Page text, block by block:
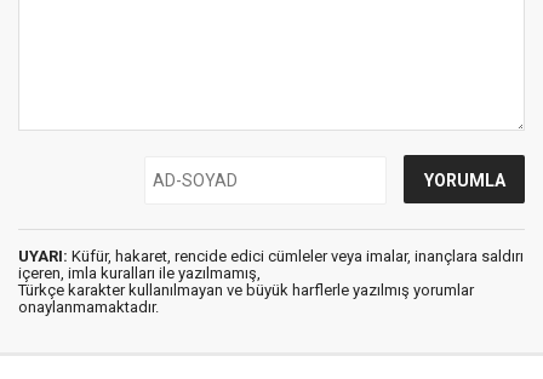
UYARI: Küfür, hakaret, rencide edici cümleler veya imalar, inançlara saldırı
içeren, imla kuralları ile yazılmamış,
Türkçe karakter kullanılmayan ve büyük harflerle yazılmış yorumlar
onaylanmamaktadır.